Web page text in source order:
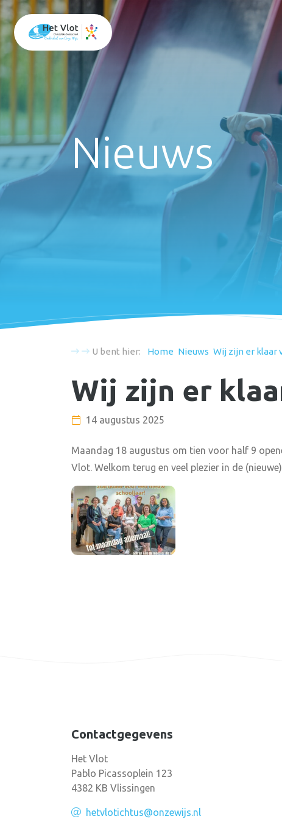
Nieuws
U bent hier: Home Nieuws Wij zijn er klaar
Wij zijn er
14 augustus 2025
Maandag 18 augustus om tien voor half 9
Vlot. Welkom terug en veel plezier in de
Contactgegevens
Het Vlot
Pablo Picassoplein 123
4382 KB Vlissingen
hetvlotichtus@onzewijs.nl